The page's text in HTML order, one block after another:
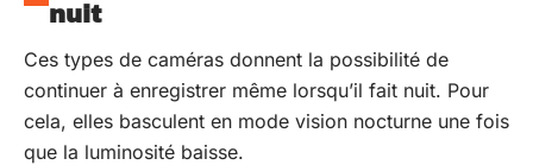
nuit
Ces types de caméras donnent la possibilité de
continuer à enregistrer même lorsqu’il fait nuit. Pour
cela, elles basculent en mode vision nocturne une fois
que la luminosité baisse.